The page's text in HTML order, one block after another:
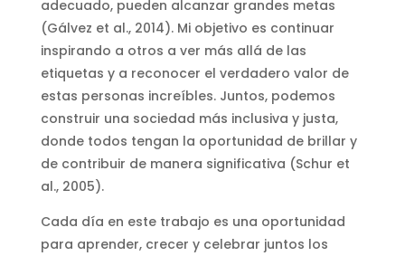
adecuado, pueden alcanzar grandes metas
(Gálvez et al., 2014). Mi objetivo es continuar
inspirando a otros a ver más allá de las
etiquetas y a reconocer el verdadero valor de
estas personas increíbles. Juntos, podemos
construir una sociedad más inclusiva y justa,
donde todos tengan la oportunidad de brillar y
de contribuir de manera significativa (Schur et
al., 2005).
Cada día en este trabajo es una oportunidad
para aprender, crecer y celebrar juntos los